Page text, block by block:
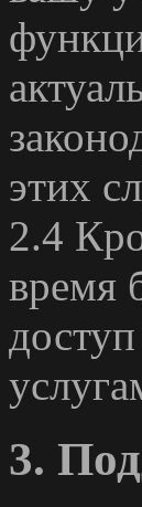
этих
2.4
время
3.